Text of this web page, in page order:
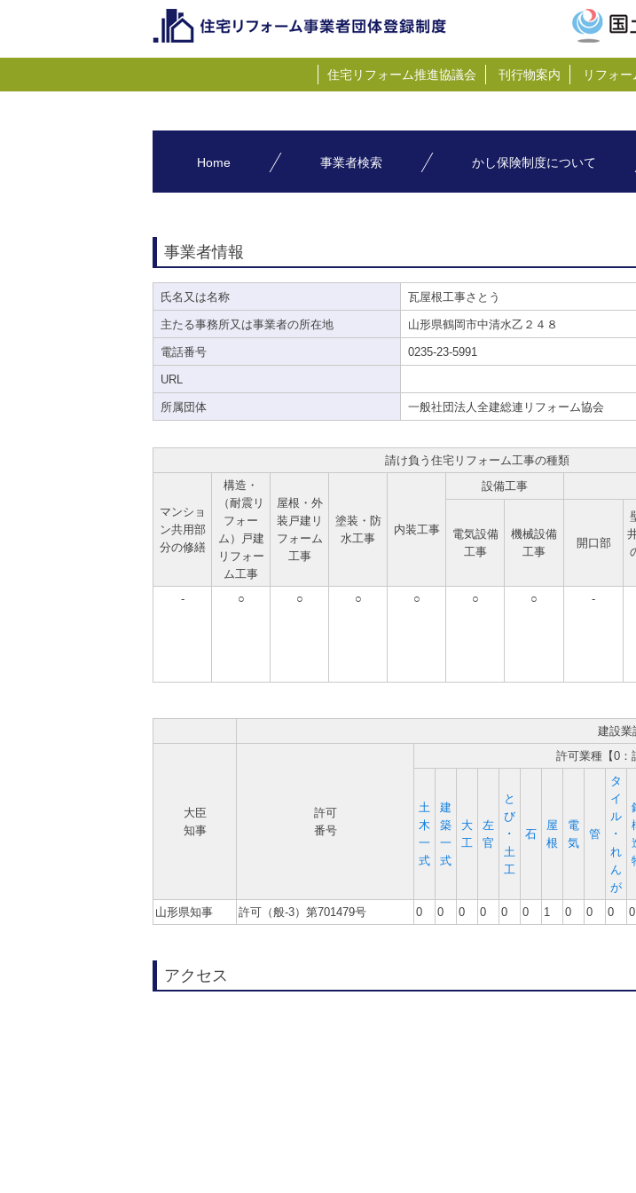
住宅リフォーム推進協議会 刊行物案内 リフォ
Home 事業者検索 かし保険制度について
事業者情報
氏名又は名称 瓦屋根工事さとう
主たる事務所又は事業者の所在地 山形県鶴岡市中清水乙２４８
電話番号 0235-23-5991
URL
所属団体 一般社団法人全建総連リフォーム協会
請け負う住宅リフォーム工事の種類
マンショ
ン共用部
分の修繕
構造・
（耐震リ
フォー
ム）戸建
リフォー
ム工事
屋根・外
装戸建リ
フォーム
工事
塗装・防
水工事
内装工事
設備工事
電気設備
工事
機械設備
工事
開口部
- ○ ○ ○ ○ ○ ○ -
建設業
大臣
知事
許可
番号
許可業種【0：
土
木
一
式
建
築
一
式
大
工
左
官
と
び
･
土
工
石
屋
根
電
気
管
タ
イ
ル
･
れ
ん
が
山形県知事 許可（般-3）第701479号 0 0 0 0 0 0 1 0 0 0 0
アクセス